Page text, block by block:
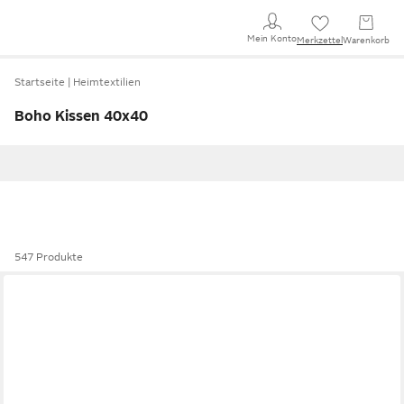
Mein KontoMerkzettel Warenkorb
Startseite Heimtextilien
Boho Kissen 40x40
547 Produkte